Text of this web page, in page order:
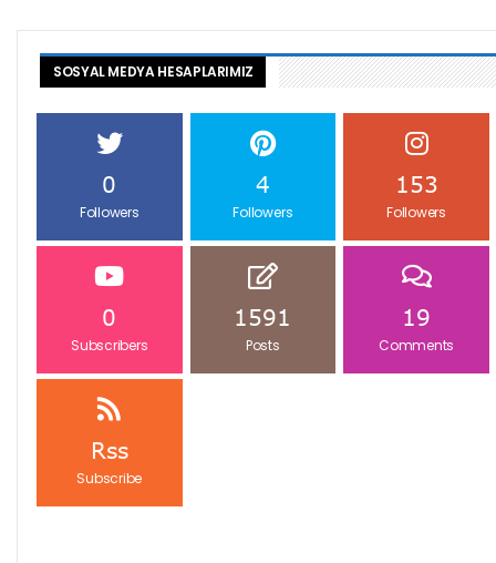
SOSYAL MEDYA HESAPLARIMIZ
0
Followers
4
Followers
153
Followers
0
Subscribers
1591
Posts
19
Comments
Rss
Subscribe